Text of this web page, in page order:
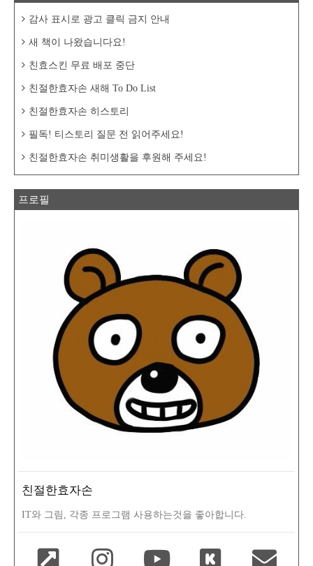
느낌의 글꼴이죠? 이것도 마음에 드네요~!복
고느낌의 이미지에 쓰면 좋을 것 같아요. 배
좋아하는 글꼴인데요, 둥글둥글 한것이~ 귀
감사 표시로 광고 클릭 금지 안내
새 책이 나왔습니다요!
친효스킨 무료 배포 중단
친절한효자손 새해 To Do List
친절한효자손 히스토리
필독! 티스토리 질문 전 읽어주세요!
친절한효자손 취미생활을 후원해 주세요!
프로필
친절한효자손
IT와 그림, 각종 프로그램 사용하는것을 좋아합니다.